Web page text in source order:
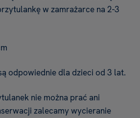
w zamrażarce na 2-3
odpowiednie dla dzieci od 3 lat.
nie można prać ani
zalecamy wycieranie